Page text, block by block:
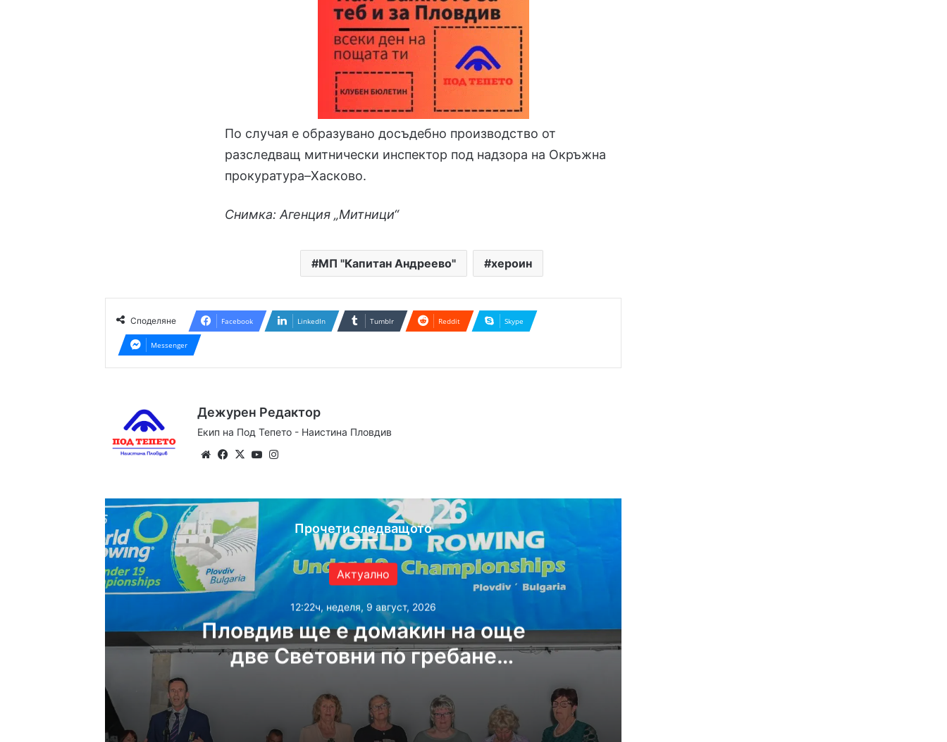
По случая е образувано досъдебно производство от
разследващ митнически инспектор под надзора на Окръжна
прокуратура–Хасково.
Снимка: Агенция „Митници“
МП "Капитан Андреево" хероин
Споделяне Facebook LinkedIn Tumblr Reddit Skype
Messenger
Дежурен Редактор
Екип на Под Тепето - Наистина Пловдив
WebsiteFacebook
X YouTube
Прочети следващото
Актуално
12:22ч, неделя, 9 август, 2026
Пловдив ще е домакин на още
две Световни по гребане
12:22ч, неделя, 9 август, 2026